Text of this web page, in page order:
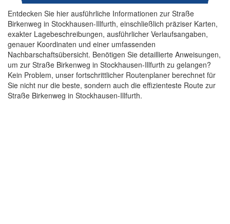
Entdecken Sie hier ausführliche Informationen zur Straße
Birkenweg in Stockhausen-Illfurth, einschließlich präziser Karten,
exakter Lagebeschreibungen, ausführlicher Verlaufsangaben,
genauer Koordinaten und einer umfassenden
Nachbarschaftsübersicht. Benötigen Sie detaillierte Anweisungen,
um zur Straße Birkenweg in Stockhausen-Illfurth zu gelangen?
Kein Problem, unser fortschrittlicher Routenplaner berechnet für
Sie nicht nur die beste, sondern auch die effizienteste Route zur
Straße Birkenweg in Stockhausen-Illfurth.